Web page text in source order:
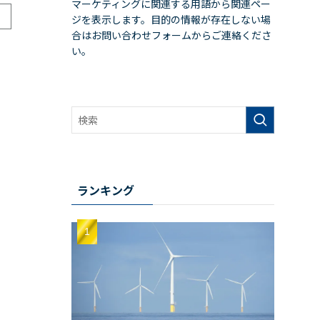
マーケティングに関連する用語から関連ペー
ジを表示します。目的の情報が存在しない場
合はお問い合わせフォームからご連絡くださ
い。
ランキング